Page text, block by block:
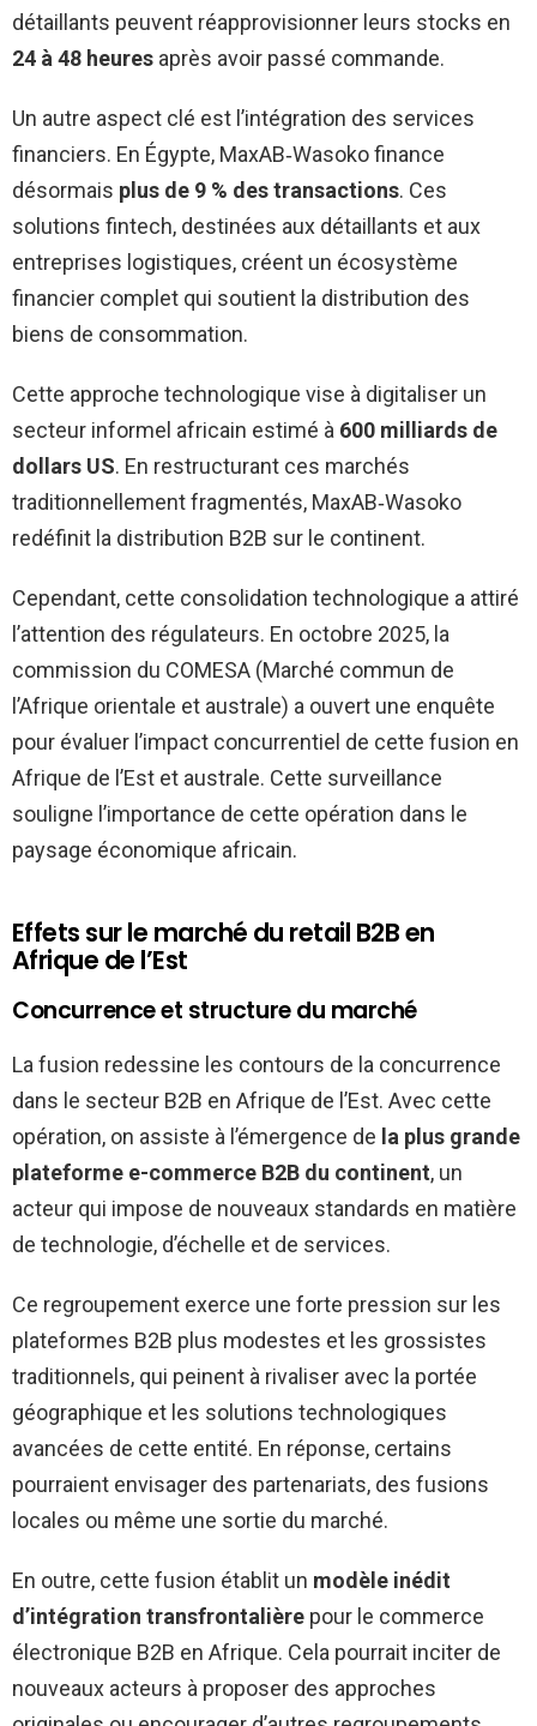
détaillants peuvent réapprovisionner leurs stocks en
24 à 48 heures après avoir passé commande.
Un autre aspect clé est l’intégration des services
financiers. En Égypte, MaxAB‐Wasoko finance
désormais plus de 9 % des transactions. Ces
solutions fintech, destinées aux détaillants et aux
entreprises logistiques, créent un écosystème
financier complet qui soutient la distribution des
biens de consommation.
Cette approche technologique vise à digitaliser un
secteur informel africain estimé à 600 milliards de
dollars US. En restructurant ces marchés
traditionnellement fragmentés, MaxAB‐Wasoko
redéfinit la distribution B2B sur le continent.
Cependant, cette consolidation technologique a attiré
l’attention des régulateurs. En octobre 2025, la
commission du COMESA (Marché commun de
l’Afrique orientale et australe) a ouvert une enquête
pour évaluer l’impact concurrentiel de cette fusion en
Afrique de l’Est et australe. Cette surveillance
souligne l’importance de cette opération dans le
paysage économique africain.
Effets sur le marché du retail B2B en
Afrique de l’Est
Concurrence et structure du marché
La fusion redessine les contours de la concurrence
dans le secteur B2B en Afrique de l’Est. Avec cette
opération, on assiste à l’émergence de la plus grande
plateforme e-commerce B2B du continent, un
acteur qui impose de nouveaux standards en matière
de technologie, d’échelle et de services.
Ce regroupement exerce une forte pression sur les
plateformes B2B plus modestes et les grossistes
traditionnels, qui peinent à rivaliser avec la portée
géographique et les solutions technologiques
avancées de cette entité. En réponse, certains
pourraient envisager des partenariats, des fusions
locales ou même une sortie du marché.
En outre, cette fusion établit un modèle inédit
d’intégration transfrontalière pour le commerce
électronique B2B en Afrique. Cela pourrait inciter de
nouveaux acteurs à proposer des approches